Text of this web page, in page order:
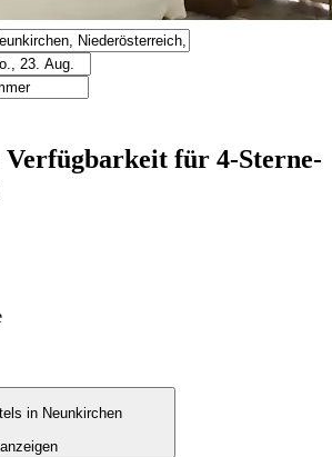
für 4-Sterne-